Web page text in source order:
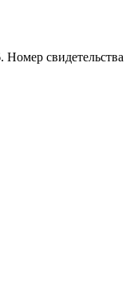
Номер свидетельства